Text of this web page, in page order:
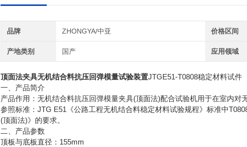
品牌 ZHONGYA/中亚 价格区间
产地类别 国产 应用领域
顶面法夹具无机结合料抗压回弹模量试验装置JTGE51-T0808稳定材料试件
一、产品简介
产品作用：无机结合料抗压回弹模量夹具(顶面法)配合试验机用于在室内对
参照标准：JTG E51《公路工程无机结合料稳定材料试验规程》标准中
(顶面法)》的要求。
二、产品参数
顶板与底板直径：155mm